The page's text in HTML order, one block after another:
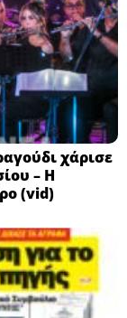
χάρισε
– Η
(vid)